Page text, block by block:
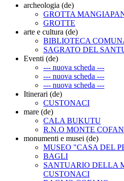
archeologia (de)
GROTTA
GROTTE
arte e cultura (de)
BIBLIOTECA
SAGRATO DEL
Eventi (de)
--- nuova scheda ---
--- nuova scheda ---
--- nuova scheda ---
Itinerari (de)
CUSTONACI
mare (de)
CALA BUKUTU
R.N.O MONTE
monumenti e musei (de)
MUSEO "CASA DEL
BAGLI
SANTUARIO DELLA
CUSTONACI